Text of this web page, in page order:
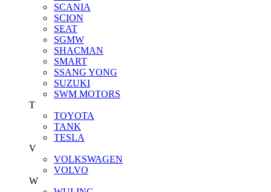
SCANIA
SCION
SEAT
SGMW
SHACMAN
SMART
SSANG YONG
SUZUKI
SWM MOTORS
T
TOYOTA
TANK
TESLA
V
VOLKSWAGEN
VOLVO
W